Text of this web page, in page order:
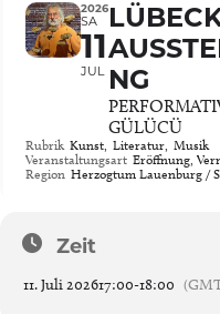
2026
SA
11
JUL NG
GÜLÜCÜ
Rubrik Kunst, Literatur, Musik
Veranstaltungsart Eröffnung,
Region Herzogtum Lauenburg /
Zeit
11. Juli 202617:00-18:00